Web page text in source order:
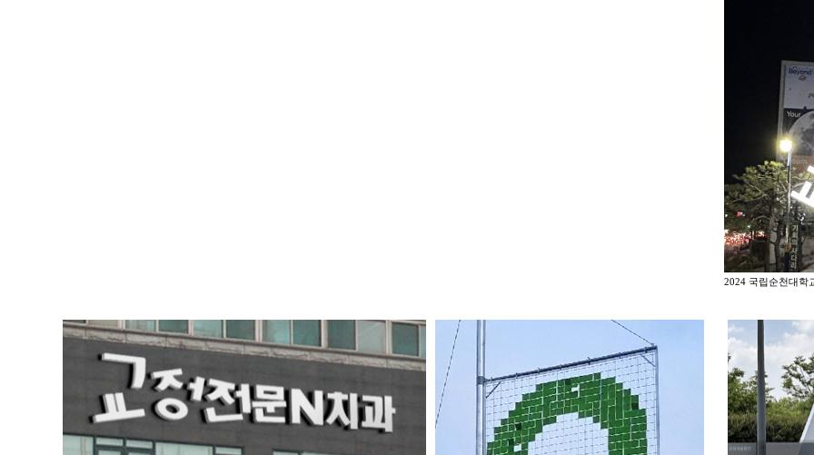
2024 국립순천대학